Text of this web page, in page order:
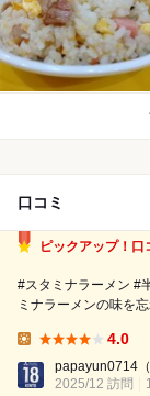
口コミ
ピックアップ！口
#スタミナラーメン #半チャーハン
ミナラーメンの味を
ンも似てそうなので昭和
ると豚バラ玉ねぎニ
4.0
papayun0714
2025/12 訪問